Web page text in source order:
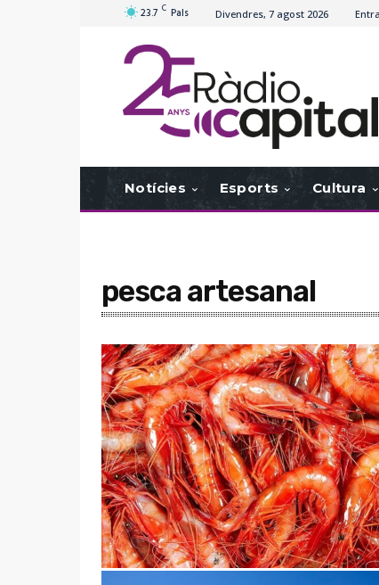
23.7 C Pals Divendres, 7 agost 2026
Notícies Esports Cultura
pesca artesanal